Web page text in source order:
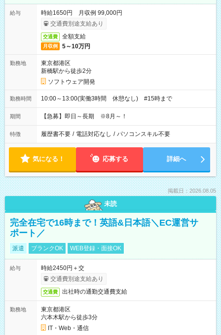
給与
時給1650円 月収例 99,000円
交通費別途支給あり
交通費 全額支給
月収例 5～10万円
勤務地
東京都港区
新橋駅から徒歩2分
ソフトウェア開発
勤務時間 10:00～13:00(実働3時間 休憩なし) #15時まで
期間 【急募】即日～長期 ※8月～！
特徴 履歴書不要 / 電話対応なし / パソコンスキル不要
気になる！ 応募する 詳細へ
掲載日：2026.08.05
未読
完全在宅で16時まで！英語&日本語＼EC運営サ
ポート／
派遣 ブランクOK WEB登録・面接OK
給与
時給2450円＋交
交通費別途支給あり
交通費 出社時の通勤交通費支給
勤務地
東京都港区
六本木駅から徒歩3分
IT・Web・通信